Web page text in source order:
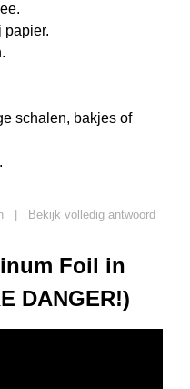
papier.
schalen, bakjes of
Bekijk volledig antwoord
Foil in
DANGER!)